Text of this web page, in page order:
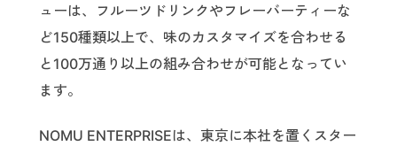
ューは、フルーツドリンクやフレーバーティーな
ど150種類以上で、味のカスタマイズを合わせる
と100万通り以上の組み合わせが可能となってい
ます。
NOMU ENTERPRISEは、東京に本社を置くスター